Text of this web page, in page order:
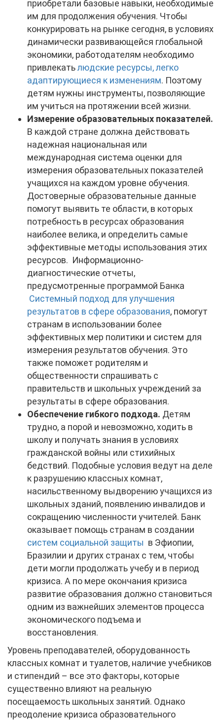
приобретали базовые навыки, необходимые
им для продолжения обучения. Чтобы
конкурировать на рынке сегодня, в условиях
динамически развивающейся глобальной
экономики, работодателям необходимо
привлекатьлюдские ресурсы, легко
адаптирующиеся к изменениям. Поэтому
детям нужны инструменты, позволяющие
им учиться на протяжении всей жизни.
Измерение образовательных показателей.
В каждой стране должна действовать
надежная национальная или
международная система оценки для
измерения образовательных показателей
учащихся на каждом уровне обучения.
Достоверные образовательные данные
помогут выявить те области, в которых
потребность в ресурсах образования
наиболее велика, и определить самые
эффективные методы использования этих
ресурсов. Информационно-
диагностические отчеты,
предусмотренные программой Банка
Системный подход для улучшения
результатов в сфере образования, помогут
странам в использовании более
эффективных мер политики и систем для
измерения результатов обучения. Это
также поможет родителям и
общественности спрашивать с
правительств и школьных учреждений за
результаты в сфере образования.
Обеспечение гибкого подхода. Детям
трудно, а порой и невозможно, ходить в
школу и получать знания в условиях
гражданской войны или стихийных
бедствий. Подобные условия ведут на деле
к разрушению классных комнат,
насильственному выдворению учащихся из
школьных зданий, появлению инвалидов и
сокращению численности учителей. Банк
оказывает помощь странам в создании
систем социальной защиты в Эфиопии,
Бразилии и других странах с тем, чтобы
дети могли продолжать учебу и в период
кризиса. А по мере окончания кризиса
развитие образования должно становиться
одним из важнейших элементов процесса
экономического подъема и
восстановления.
Уровень преподавателей, оборудованность
классных комнат и туалетов, наличие учебников
и стипендий – все это факторы, которые
существенно влияют на реальную
посещаемость школьных занятий. Однако
преодоление кризиса образовательного